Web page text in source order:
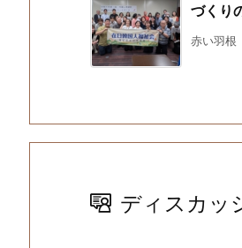
づくり
赤い羽根
ディスカッ